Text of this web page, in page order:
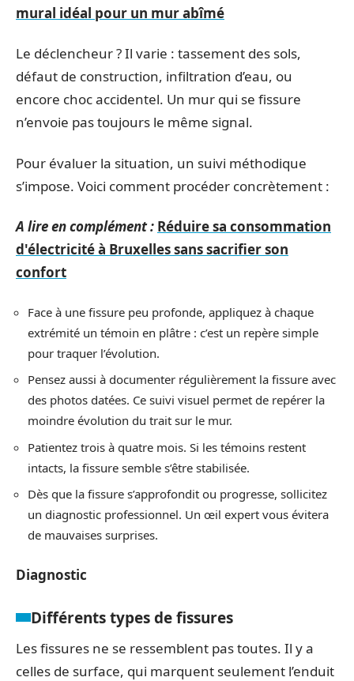
mural idéal pour un mur abîmé
Le déclencheur ? Il varie : tassement des sols,
défaut de construction, infiltration d’eau, ou
encore choc accidentel. Un mur qui se fissure
n’envoie pas toujours le même signal.
Pour évaluer la situation, un suivi méthodique
s’impose. Voici comment procéder concrètement :
A lire en complément : Réduire sa consommation
d'électricité à Bruxelles sans sacrifier son
confort
Face à une fissure peu profonde, appliquez à chaque
extrémité un témoin en plâtre : c’est un repère simple
pour traquer l’évolution.
Pensez aussi à documenter régulièrement la fissure avec
des photos datées. Ce suivi visuel permet de repérer la
moindre évolution du trait sur le mur.
Patientez trois à quatre mois. Si les témoins restent
intacts, la fissure semble s’être stabilisée.
Dès que la fissure s’approfondit ou progresse, sollicitez
un diagnostic professionnel. Un œil expert vous évitera
de mauvaises surprises.
Diagnostic
Différents types de fissures
Les fissures ne se ressemblent pas toutes. Il y a
celles de surface, qui marquent seulement l’enduit